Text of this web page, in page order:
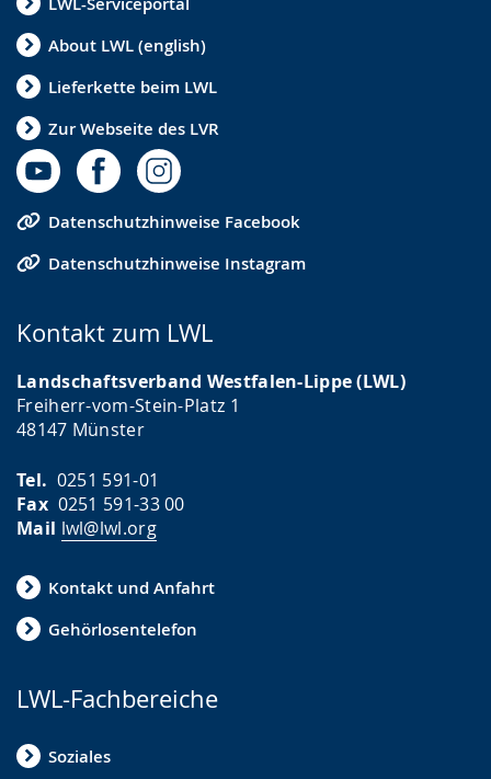
About LWL (english)
Lieferkette beim LWL
Zur Webseite des LVR
Datenschutzhinweise Facebook
Datenschutzhinweise Instagram
Kontakt zum LWL
Landschaftsverband Westfalen-Lippe (LWL)
Freiherr-vom-Stein-Platz 1
48147 Münster
Tel. 0251 591-01
Fax0251 591-33 00
Mail lwl@lwl.org
Kontakt und Anfahrt
Gehörlosentelefon
LWL-Fachbereiche
Soziales